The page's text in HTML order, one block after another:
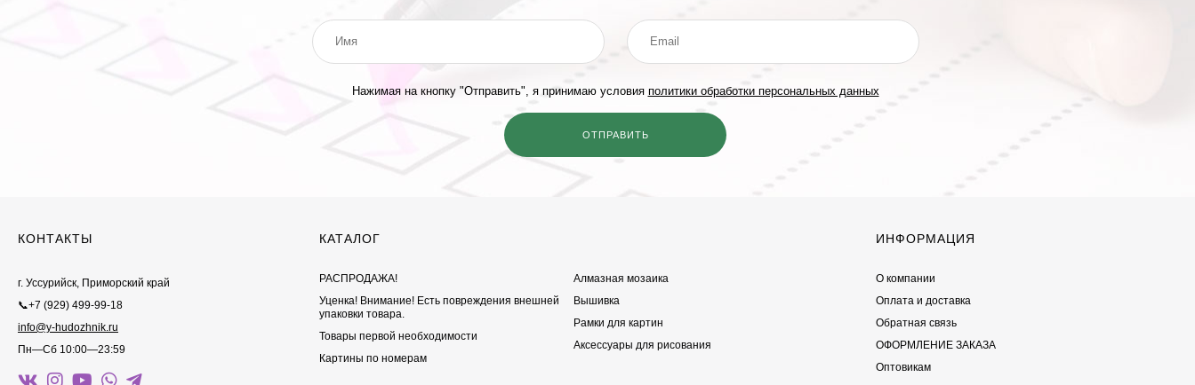
Нажимая на кнопку "Отправить", я принимаю условия политики обработки персональных данных
КОНТАКТЫ
г. Уссурийск, Приморский край
📞+7 (929) 499-99-18
info@y-hudozhnik.ru
Пн—Сб 10:00—23:59
КАТАЛОГ
РАСПРОДАЖА!
Уценка! Внимание! Есть повреждения внешней
упаковки товара.
Товары первой необходимости
Картины по номерам
Алмазная мозаика
Вышивка
Рамки для картин
Аксессуары для рисования
ИНФОРМАЦИЯ
О компании
Оплата и доставка
Обратная связь
ОФОРМЛЕНИЕ ЗАКАЗА
Оптовикам